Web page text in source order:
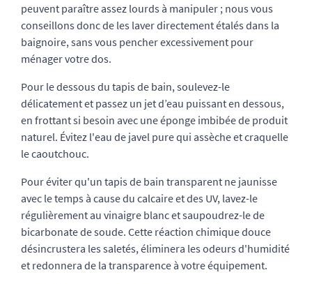
peuvent paraître assez lourds à manipuler ; nous vous
conseillons donc de les laver directement étalés dans la
baignoire, sans vous pencher excessivement pour
ménager votre dos.
Pour le dessous du tapis de bain, soulevez-le
délicatement et passez un jet d’eau puissant en dessous,
en frottant si besoin avec une éponge imbibée de produit
naturel. Évitez l'eau de javel pure qui assèche et craquelle
le caoutchouc.
Pour éviter qu'un tapis de bain transparent ne jaunisse
avec le temps à cause du calcaire et des UV, lavez-le
régulièrement au vinaigre blanc et saupoudrez-le de
bicarbonate de soude. Cette réaction chimique douce
désincrustera les saletés, éliminera les odeurs d'humidité
et redonnera de la transparence à votre équipement.